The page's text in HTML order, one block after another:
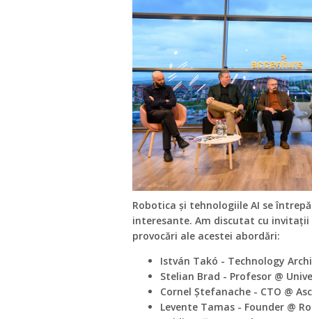
Robotica și tehnologiile AI se
interesante. Am discutat cu
provocări ale acestei abordări:
István Takó - Technology
Stelian Brad - Profesor @
Cornel Ștefanache - CTO @
Levente Tamas - Founder @